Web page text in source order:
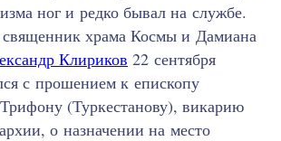
ног и редко бывал на службе.
храма Космы и Дамиана
Клириков 22 сентября
с прошением к епископу
(Туркестанову), викарию
о назначении на место